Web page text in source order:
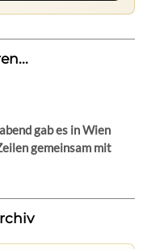
gab es in Wien
gemeinsam mit